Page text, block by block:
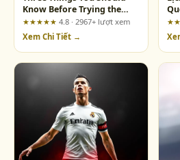
Know Before Trying the
Jackpot Wheel on Sunwin
Video Slots
★★★★★ 4.8 · 2967+ lượt xem
Xem Chi Tiết →